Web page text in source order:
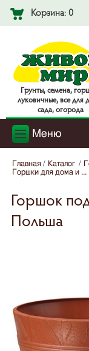
Корзина: 0
Гpyнты, ceмeнa,
лyкoвичныe, вce для
caдa, oгopoдa
Меню
Главная Каталог
Горшки для дома и ...
Горшок
Польша